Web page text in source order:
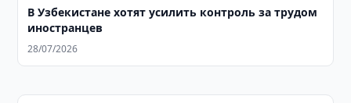
В Узбекистане хотят усилить контроль за трудом
иностранцев
28/07/2026